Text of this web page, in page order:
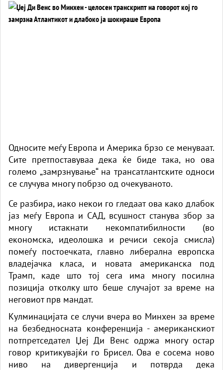
Односите меѓу Европа и Америка брзо се менуваат.
Сите претпоставуваа дека ќе биде така, но ова
големо „замрзнување“ на трансатлантските односи
се случува многу побрзо од очекуваното.
Се разбира, иако некои го гледаат ова како длабок
јаз меѓу Европа и САД, всушност станува збор за
многу истакнати некомпатибилности (во
економска, идеолошка и речиси секоја смисла)
помеѓу постоечката, главно либерална европска
владејачка класа, и новата американска под
Трамп, каде што тој сега има многу посилна
позиција отколку што беше случајот за време на
неговиот прв мандат.
Кулминацијата се случи вчера во Минхен за време
на безбедносната конференција - американскиот
потпретседател Џеј Ди Венс одржа многу остар
говор критикувајќи го Брисел. Ова е сосема ново
ниво на дивергенција и потврда дека